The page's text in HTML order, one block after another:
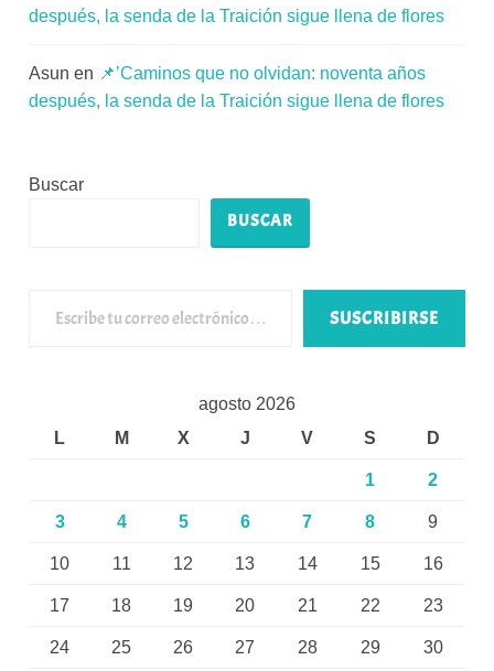
después, la senda de la Traición sigue llena de flores
Asun en 📌’Caminos que no olvidan: noventa años
después, la senda de la Traición sigue llena de flores
Buscar
BUSCAR
SUSCRIBIRSE
agosto 2026
L
M X J V S D
1 2
3 4 5 6 7 8 9
10 11 12 13 14 15 16
17 18 19 20 21 22 23
24 25 26 27 28 29 30